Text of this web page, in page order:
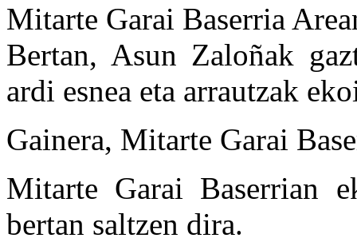
Mitarte Garai Baserria
Bertan, Asun Zaloñak
ardi esnea eta arrautzak
Gainera, Mitarte Garai
Mitarte Garai Baserrian
bertan saltzen dira.